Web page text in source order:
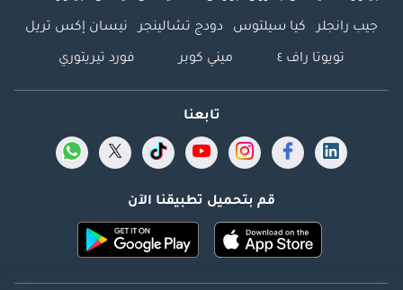
جيب رانجلر كيا سيلتوس دودج تشالينجر نيسان إكس تريل
تويوتا راف ٤ ميني كوبر فورد تيريتوري
تابعنا
قم بتحميل تطبيقنا الآن